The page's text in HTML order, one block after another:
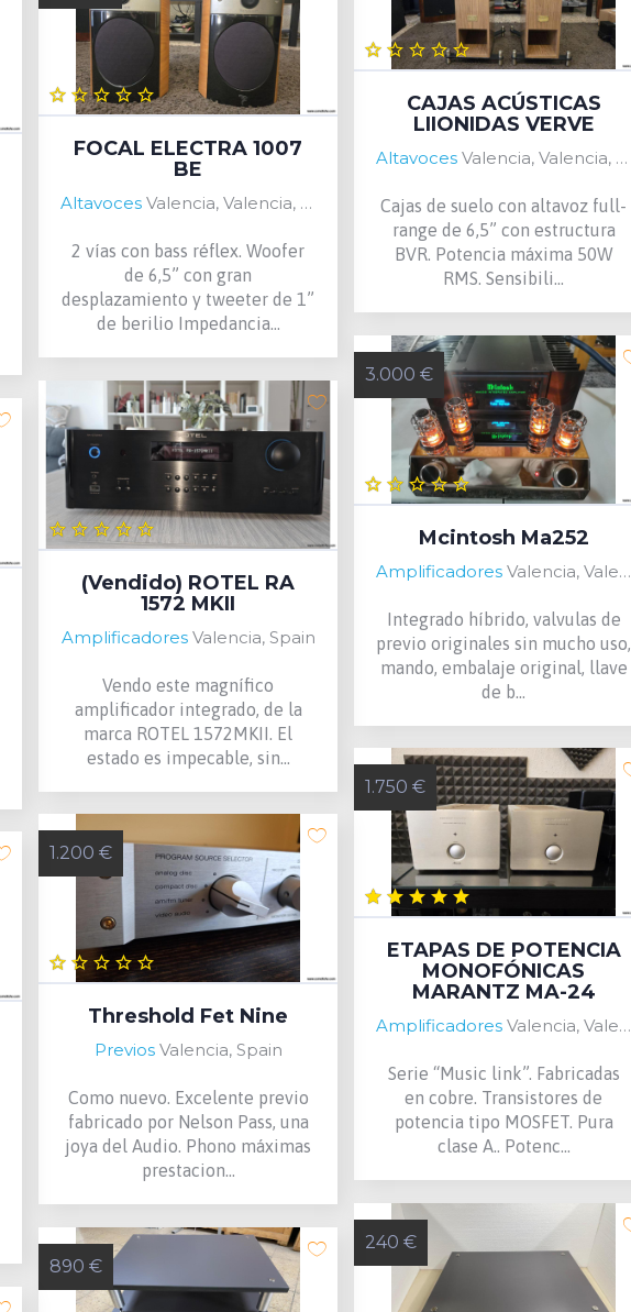
CAJAS ACÚSTICAS
LIIONIDAS VERVE
Altavoces Valencia, Valencia, Spain
Cajas de suelo con altavoz full-
range de 6,5” con estructura
BVR. Potencia máxima 50W
RMS. Sensibili...
FOCAL ELECTRA 1007
BE
Altavoces Valencia, Valencia, Spain
2 vías con bass réflex. Woofer
de 6,5” con gran
desplazamiento y tweeter de 1”
de berilio Impedancia...
3.000 €
Mcintosh Ma252
Amplificadores Valencia, Valencia, Spain
Integrado híbrido, valvulas de
previo originales sin mucho uso,
mando, embalaje original, llave
de b...
(Vendido) ROTEL RA
1572 MKII
Amplificadores Valencia, Spain
Vendo este magnífico
amplificador integrado, de la
marca ROTEL 1572MKII. El
estado es impecable, sin...
1.750 €
ETAPAS DE POTENCIA
MONOFÓNICAS
MARANTZ MA-24
Amplificadores Valencia, Valencia, Spain
Serie “Music link”. Fabricadas
en cobre. Transistores de
potencia tipo MOSFET. Pura
clase A.. Potenc...
1.200 €
Threshold Fet Nine
Previos Valencia, Spain
Como nuevo. Excelente previo
fabricado por Nelson Pass, una
joya del Audio. Phono máximas
prestacion...
240 €
890 €